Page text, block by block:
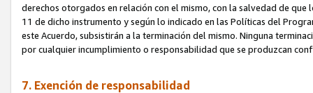
derechos otorgados en relación con el mismo, con la salvedad de
11 de dicho instrumento y según lo indicado en las Políticas del
este Acuerdo, subsistirán a la terminación del mismo. Ninguna
por cualquier incumplimiento o responsabilidad que se produzcan
7. Exención de responsabilidad